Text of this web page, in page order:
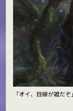
「オイ、目線が雑だぞ」